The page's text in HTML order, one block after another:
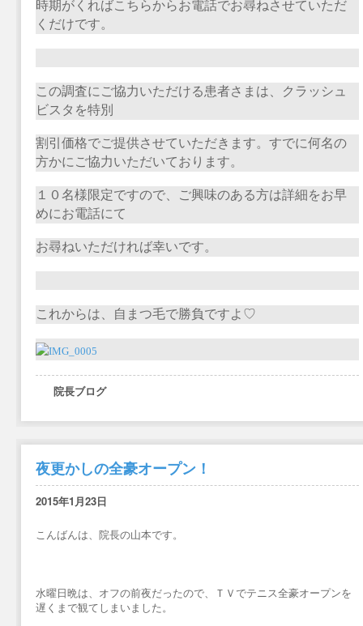
時期がくればこちらからお電話でお尋ねさせていただ
くだけです。
この調査にご協力いただける患者さまは、クラッシュ
ビスタを特別
割引価格でご提供させていただきます。すでに何名の
方かにご協力いただいております。
１０名様限定ですので、ご興味のある方は詳細をお早
めにお電話にて
お尋ねいただければ幸いです。
これからは、自まつ毛で勝負ですよ♡
院長ブログ
夜更かしの全豪オープン！
2015年1月23日
こんばんは、院長の山本です。
水曜日晩は、オフの前夜だったので、ＴＶでテニス全豪オープンを
遅くまで観てしまいました。